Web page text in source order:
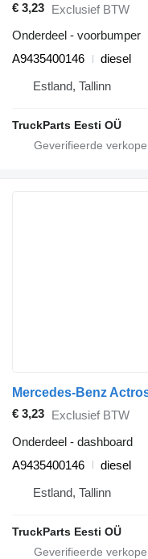
€ 3,23 Exclusief BTW
Onderdeel - voorbumper
A9435400146
diesel
Estland, Tallinn
TruckParts Eesti OÜ
€ 3,23 Exclusief BTW
Onderdeel - dashboard
A9435400146
diesel
Estland, Tallinn
TruckParts Eesti OÜ